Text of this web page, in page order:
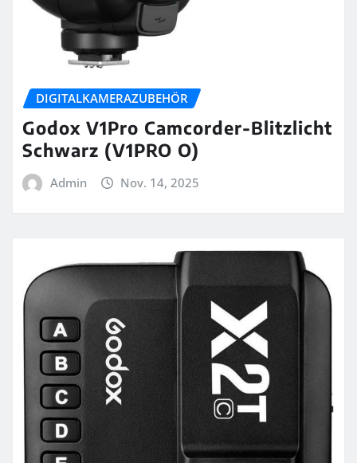
DIGITALKAMERAZUBEHÖR
Godox V1Pro Camcorder-Blitzlicht
Schwarz (V1PRO O)
Admin Nov. 14, 2025